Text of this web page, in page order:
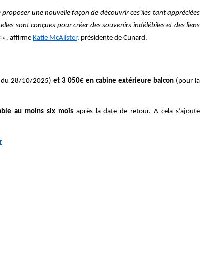
proposer une nouvelle façon de découvrir ces îles tant appréciées
sont conçues pour créer des souvenirs indélébiles et des liens
», affirme Katie McAlister, présidente de Cunard.
du 28/10/2025) et 3 050€ en cabine extérieure balcon (pour la
au moins six moisaprès la date de retour. A cela s’ajoute